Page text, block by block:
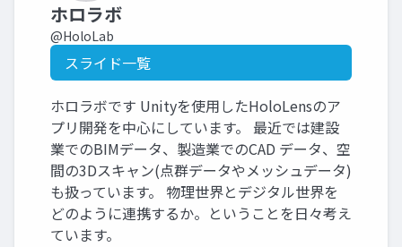
ホロラボ
@HoloLab
スライド一覧
ホロラボです Unityを使用したHoloLensのア
プリ開発を中心にしています。 最近では建設
業でのBIMデータ、製造業でのCAD データ、空
間の3Dスキャン(点群データやメッシュデータ)
も扱っています。 物理世界とデジタル世界を
どのように連携するか。ということを日々考え
ています。